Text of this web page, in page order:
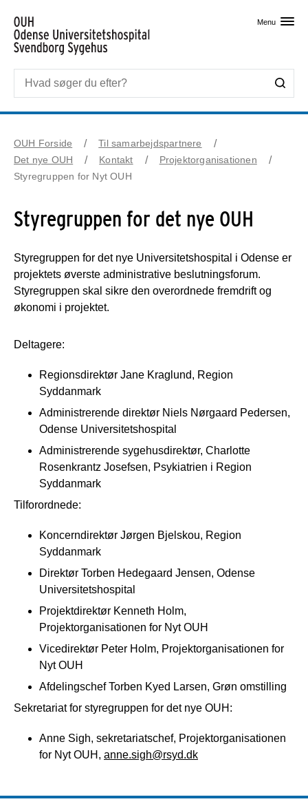
Menu
OUH Forside
Til samarbejdspartnere
Det nye OUH
Kontakt
Projektorganisationen
Styregruppen for Nyt OUH
Styregruppen for det nye OUH
Styregruppen for det nye Universitetshospital i Odense er
projektets øverste administrative beslutningsforum.
Styregruppen skal sikre den overordnede fremdrift og
økonomi i projektet.
Deltagere:
Regionsdirektør Jane Kraglund, Region
Syddanmark
Administrerende direktør Niels Nørgaard Pedersen,
Odense Universitetshospital
Administrerende sygehusdirektør, Charlotte
Rosenkrantz Josefsen, Psykiatrien i Region
Syddanmark
Tilforordnede:
Koncerndirektør Jørgen Bjelskou, Region
Syddanmark
Direktør Torben Hedegaard Jensen, Odense
Universitetshospital
Projektdirektør Kenneth Holm,
Projektorganisationen for Nyt OUH
Vicedirektør Peter Holm, Projektorganisationen for
Nyt OUH
Afdelingschef Torben Kyed Larsen, Grøn omstilling
Sekretariat for styregruppen for det nye OUH:
Anne Sigh, sekretariatschef, Projektorganisationen
for Nyt OUH, anne.sigh@rsyd.dk